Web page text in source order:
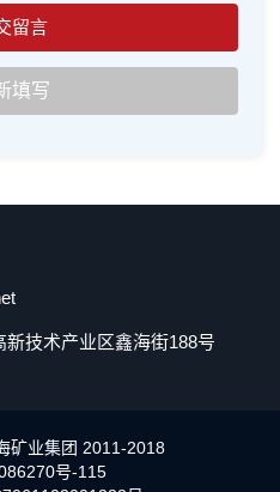
技术产业区鑫海街188号
矿业集团 2011-2018
号-115